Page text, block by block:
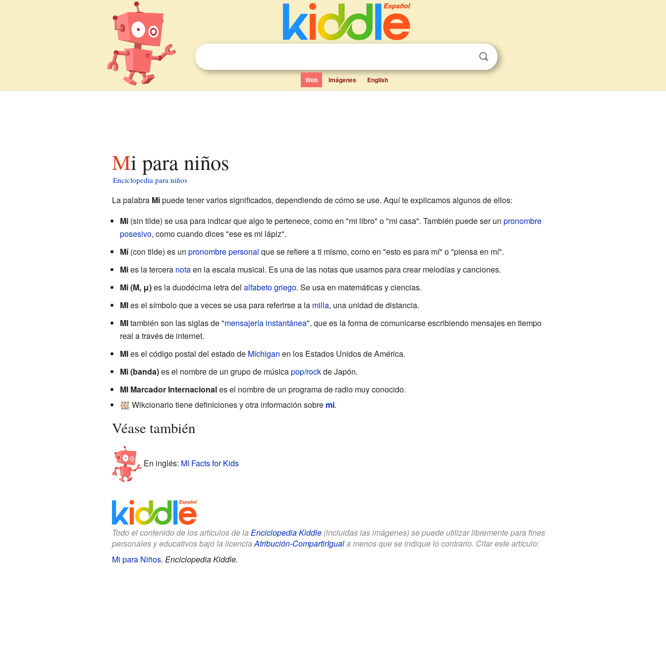
Web Imágenes English
Mi para niños
Enciclopedia para niños
La palabra Mipuede tener varios significados, dependiendo de cómo se use. Aquí te explicamos algunos de ellos:
Mi(sin tilde) se usa para indicar que algo te pertenece, como en "mi libro" o "mi casa". También puede ser un pronombre
posesivo, como cuando dices "ese es mi lápiz".
Mí(con tilde) es un pronombre personal que se refiere a ti mismo, como en "esto es para mí" o "piensa en mí".
Mies la tercera notaen la escala musical. Es una de las notas que usamos para crear melodías y canciones.
Mi (Μ, μ)es la duodécima letra del alfabeto griego. Se usa en matemáticas y ciencias.
MIes el símbolo que a veces se usa para referirse a la milla, una unidad de distancia.
MItambién son las siglas de "mensajería instantánea", que es la forma de comunicarse escribiendo mensajes en tiempo
real a través de internet.
MIes el código postal del estado de Míchigan en los Estados Unidos de América.
Mi (banda)es el nombre de un grupo de músicapop/rockde Japón.
MI Marcador Internacionales el nombre de un programa de radio muy conocido.
Wikcionario tiene definiciones y otra información sobre mi.
Véase también
En inglés: MI Facts for Kids
Todo el contenido de los artículos de la Enciclopedia Kiddle(incluidas las imágenes) se puede utilizar libremente para fines
personales y educativos bajo la licenciaAtribución-CompartirIguala menos que se indique lo contrario. Citar este artículo:
Mi para Niños. Enciclopedia Kiddle.